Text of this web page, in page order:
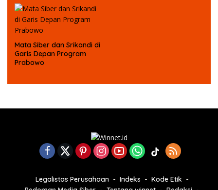
Mata Siber dan Srikandi di
Garis Depan Program
Prabowo
Legalistas Perusahaan Indeks
Kode Etik